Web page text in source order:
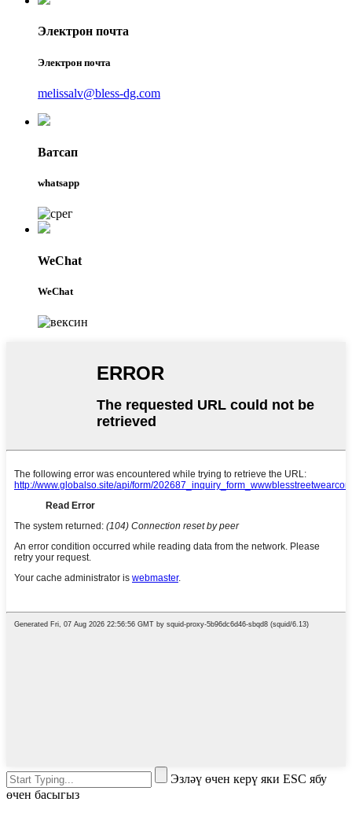
Электрон почта
Электрон почта
melissalv@bless-dg.com
Ватсап
whatsapp
WeChat
WeChat
Эзләү өчен керү яки ESC ябу
өчен басыгыз